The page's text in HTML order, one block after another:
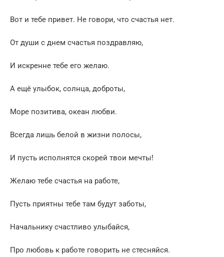
Вот и тебе привет. Не говори, что счастья нет.
От души с днем счастья поздравляю,
И искренне тебе его желаю.
А ещё улыбок, солнца, доброты,
Море позитива, океан любви.
Всегда лишь белой в жизни полосы,
И пусть исполнятся скорей твои мечты!
Желаю тебе счастья на работе,
Пусть приятны тебе там будут заботы,
Начальнику счастливо улыбайся,
Про любовь к работе говорить не стесняйся.